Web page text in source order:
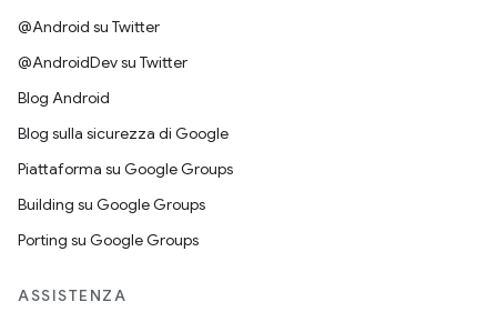
@Android su Twitter
@AndroidDev su Twitter
Blog Android
Blog sulla sicurezza di Google
Piattaforma su Google Groups
Building su Google Groups
Porting su Google Groups
ASSISTENZA